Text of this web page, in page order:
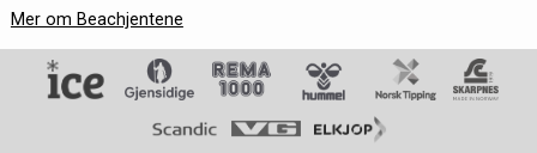
Mer om Beachjentene